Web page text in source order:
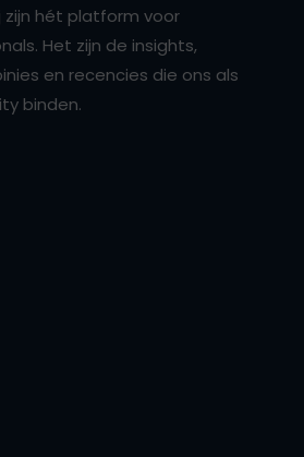
zijn hét platform voor
Het zijn de insights,
en recencies die ons als
binden.